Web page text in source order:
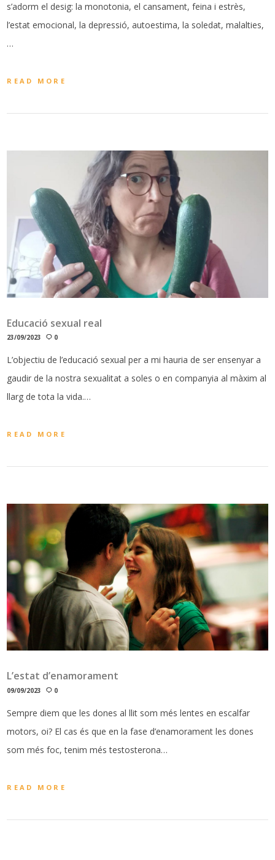
s’adorm el desig: la monotonia, el cansament, feina i estrès,
l’estat emocional, la depressió, autoestima, la soledat, malalties,
…
READ MORE
Educació sexual real
23/09/2023 0
L’objectiu de l’educació sexual per a mi hauria de ser ensenyar a
gaudir de la nostra sexualitat a soles o en companyia al màxim al
llarg de tota la vida.…
READ MORE
L’estat d’enamorament
09/09/2023 0
Sempre diem que les dones al llit som més lentes en escalfar
motors, oi? El cas és que en la fase d’enamorament les dones
som més foc, tenim més testosterona…
READ MORE